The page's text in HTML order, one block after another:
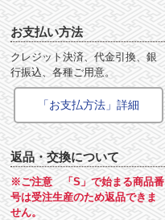
お支払い方法
クレジット決済、代金引換、銀
行振込、各種ご用意。
「お支払方法」詳細
返品・交換について
※ご注意 「S」で始まる商品番
号は受注生産のため返品できま
せん。